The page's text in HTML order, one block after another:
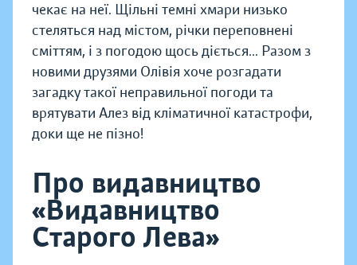
чекає на неї. Щільні темні хмари низько
стеляться над містом, річки переповнені
сміттям, і з погодою щось діється... Разом з
новими друзями Олівія хоче розгадати
загадку такої неправильної погоди та
врятувати Алез від кліматичної катастрофи,
доки ще не пізно!
Про видавництво
«Видавництво
Старого Лева»